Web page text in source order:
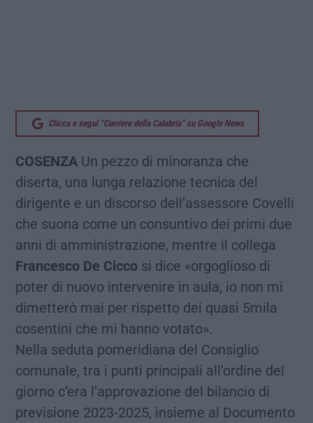
Clicca e segui “Corriere della Calabria” su Google News
COSENZA Un pezzo di minoranza che
diserta, una lunga relazione tecnica del
dirigente e un discorso dell’assessore Covelli
che suona come un consuntivo dei primi due
anni di amministrazione, mentre il collega
Francesco De Cicco si dice «orgoglioso di
poter di nuovo intervenire in aula, io non mi
dimetterò mai per rispetto dei quasi 5mila
cosentini che mi hanno votato».
Nella seduta pomeridiana del Consiglio
comunale, tra i punti principali all’ordine del
giorno c’era l’approvazione del bilancio di
previsione 2023-2025, insieme al Documento